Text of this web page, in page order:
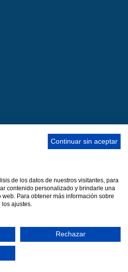
Igor André Guerra.
Continuar sin aceptar
de los datos de nuestros visitantes, para
contenido personalizado y brindarle una
Para obtener más información sobre
los ajustes.
Rechazar